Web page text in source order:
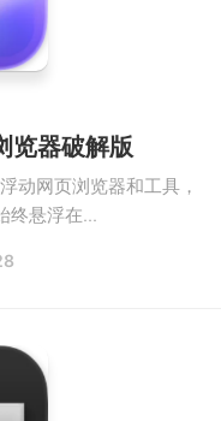
览器破解版
动网页浏览器和工具，
终悬浮在...